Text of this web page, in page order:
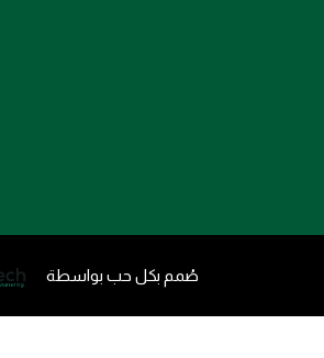
صُمم بكل حب بواسطة